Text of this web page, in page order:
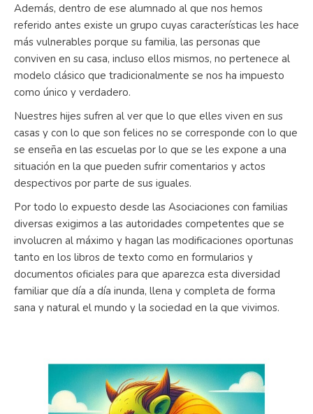
Además, dentro de ese alumnado al que nos hemos
referido antes existe un grupo cuyas características les hace
más vulnerables porque su familia, las personas que
conviven en su casa, incluso ellos mismos, no pertenece al
modelo clásico que tradicionalmente se nos ha impuesto
como único y verdadero.
Nuestres hijes sufren al ver que lo que elles viven en sus
casas y con lo que son felices no se corresponde con lo que
se enseña en las escuelas por lo que se les expone a una
situación en la que pueden sufrir comentarios y actos
despectivos por parte de sus iguales.
Por todo lo expuesto desde las Asociaciones con familias
diversas exigimos a las autoridades competentes que se
involucren al máximo y hagan las modificaciones oportunas
tanto en los libros de texto como en formularios y
documentos oficiales para que aparezca esta diversidad
familiar que día a día inunda, llena y completa de forma
sana y natural el mundo y la sociedad en la que vivimos.